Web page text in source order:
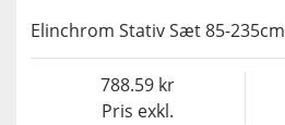
Elinchrom Stativ Sæt 85-235cm
Pris exkl.
788.59